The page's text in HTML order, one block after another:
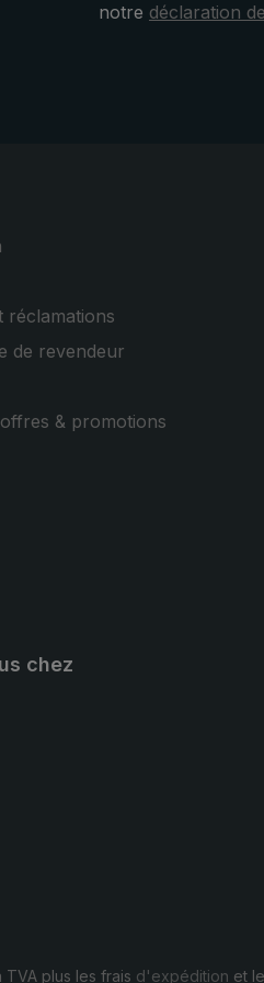
ainsi que des
notre déclaration
réclamations
de revendeur
& promotions
chez
plus les frais d'expédition et